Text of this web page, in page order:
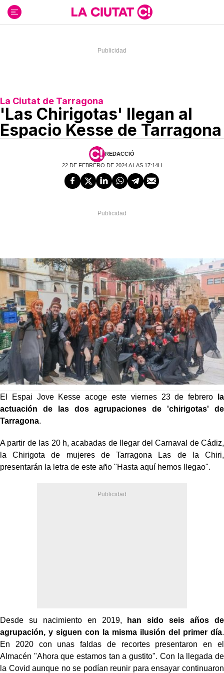
contenido
La Ciutat de Tarragona
'Las Chirigotas' llegan al
Espacio Kesse de Tarragona
REDACCIÓ
22 DE FEBRERO DE 2024 A LAS 17:14H
El Espai Jove Kesse acoge este viernes 23 de febrero
la
actuación de las dos agrupaciones de 'chirigotas' de
Tarragona.
A partir de las 20 h, acabadas de llegar del Carnaval de Cádiz,
la Chirigota de mujeres de Tarragona Las de la Chiri,
presentarán la letra de este año "Hasta aquí hemos llegao".
Desde su nacimiento en 2019,
han sido seis años de
agrupación, y siguen con la misma ilusión del primer día.
En 2020 con unas faldas de recortes presentaron en el
Almacén "Ahora que estamos tan a gustito". Con la llegada de
la Covid aunque no se podían reunir para ensayar continuaron